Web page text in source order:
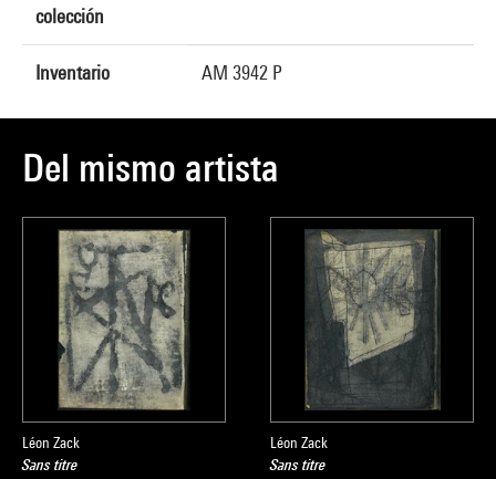
colección
Inventario AM 3942 P
Del mismo artista
Léon Zack
Sans titre
Léon Zack
Sans titre